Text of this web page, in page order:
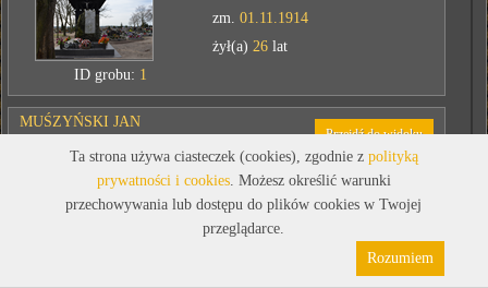
zm.01.11.1914
żył(a)26 lat
ID grobu: 1
MUŚZYŃSKI JAN
Przejdź do widoku
ur.1891
01.11.1914
żył(a)23lat
Polityka prywatności
Ta strona używa ciasteczek (cookies), zgodnie z polityką
prywatności i cookies. Możesz określić warunki
przechowywania lub dostępu do plików cookies w Twojej
przeglądarce.
Rozumiem